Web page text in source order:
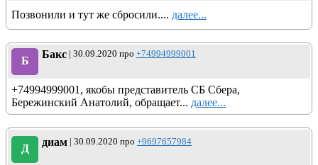
Позвонили и тут же сбросили.... далее...
Б
Бакс | 30.09.2020 про +74994999001
+74994999001, якобы представитель СБ Сбера,
Бережинский Анатолий, обращает... далее...
Д
диам | 30.09.2020 про +9697657984